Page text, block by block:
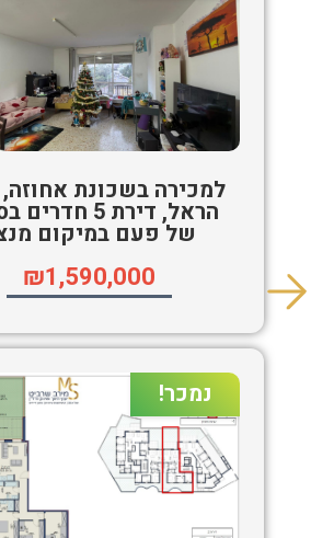
למכירה בשכונת
הראל, דירת 5
של פעם במיקום
₪1,590,000
נמכר!